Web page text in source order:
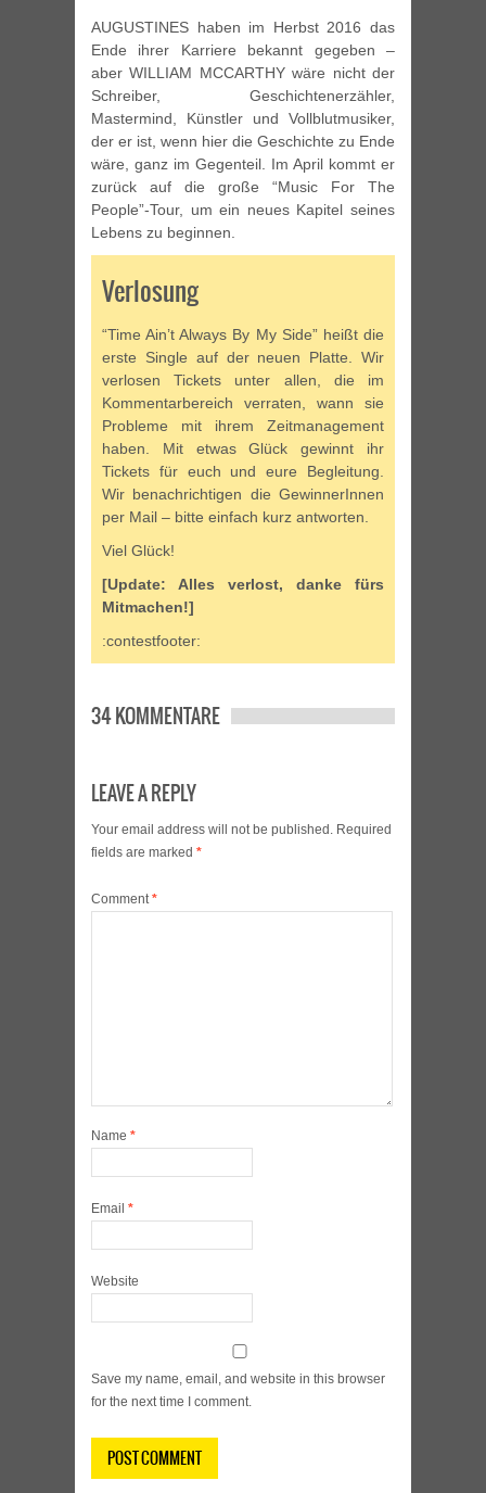
AUGUSTINES haben im Herbst 2016 das
Ende ihrer Karriere bekannt gegeben –
aber WILLIAM MCCARTHY wäre nicht der
Schreiber, Geschichtenerzähler,
Mastermind, Künstler und Vollblutmusiker,
der er ist, wenn hier die Geschichte zu Ende
wäre, ganz im Gegenteil. Im April kommt er
zurück auf die große “Music For The
People”-Tour, um ein neues Kapitel seines
Lebens zu beginnen.
Verlosung
“Time Ain’t Always By My Side” heißt die
erste Single auf der neuen Platte. Wir
verlosen Tickets unter allen, die im
Kommentarbereich verraten, wann sie
Probleme mit ihrem Zeitmanagement
haben. Mit etwas Glück gewinnt ihr
Tickets für euch und eure Begleitung.
Wir benachrichtigen die GewinnerInnen
per Mail – bitte einfach kurz antworten.
Viel Glück!
[Update: Alles verlost, danke fürs
Mitmachen!]
:contestfooter:
34 KOMMENTARE
LEAVE A REPLY
Your email address will not be published. Required
fields are marked *
Comment*
Name *
Email *
Website
Save my name, email, and website in this browser
for the next time I comment.